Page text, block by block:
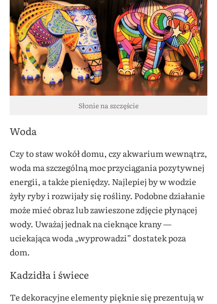
Słonie na szczęście
Woda
Czy to staw wokół domu, czy akwarium wewnątrz,
woda ma szczególną moc przyciągania pozytywnej
energii, a także pieniędzy. Najlepiej by w wodzie
żyły ryby i rozwijały się rośliny. Podobne działanie
może mieć obraz lub zawieszone zdjęcie płynącej
wody. Uważaj jednak na cieknące krany —
uciekająca woda „wyprowadzi” dostatek poza
dom.
Kadzidła i świece
Te dekoracyjne elementy pięknie się prezentują w